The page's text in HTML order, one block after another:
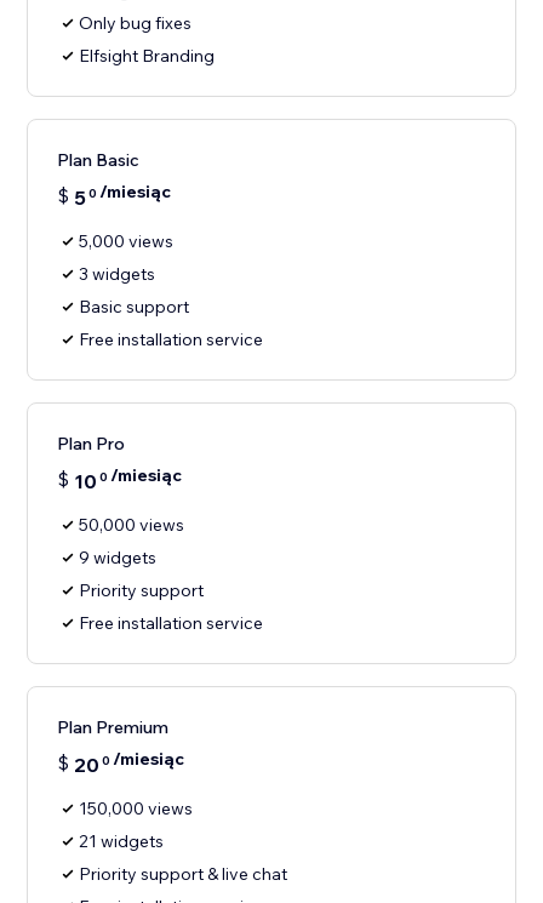
Only bug fixes
Elfsight Branding
Plan Basic
$ 50 /miesiąc
5,000 views
3 widgets
Basic support
Free installation service
Plan Pro
$ 10 0 /miesiąc
50,000 views
9 widgets
Priority support
Free installation service
Plan Premium
$ 20 0 /miesiąc
150,000 views
21 widgets
Priority support & live chat